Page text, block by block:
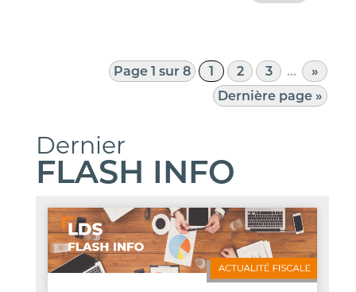
Page 1 sur 8 1 2 3 …
»
Dernière page »
Dernier
FLASH INFO